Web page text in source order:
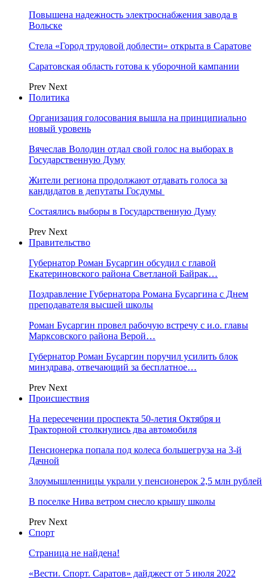
Повышена надежность электроснабжения завода в
Вольске
Стела «Город трудовой доблести» открыта в Саратове
Саратовская область готова к уборочной кампании
Prev Next
Политика
Организация голосования вышла на принципиально
новый уровень
Вячеслав Володин отдал свой голос на выборах в
Государственную Думу
Жители региона продолжают отдавать голоса за
кандидатов в депутаты Госдумы
Состаялись выборы в Государственную Думу
Prev Next
Правительство
Губернатор Роман Бусаргин обсудил с главой
Екатериновского района Светланой Байрак…
Поздравление Губернатора Романа Бусаргина с Днем
преподавателя высшей школы
Роман Бусаргин провел рабочую встречу с и.о. главы
Марксовского района Верой…
Губернатор Роман Бусаргин поручил усилить блок
минздрава, отвечающий за бесплатное…
Prev Next
Происшествия
На пересечении проспекта 50-летия Октября и
Тракторной столкнулись два автомобиля
Пенсионерка попала под колеса большегруза на 3-й
Дачной
Злоумышленницы украли у пенсионерок 2,5 млн рублей
В поселке Нива ветром снесло крышу школы
Prev Next
Спорт
Страница не найдена!
«Вести. Спорт. Саратов» дайджест от 5 июля 2022